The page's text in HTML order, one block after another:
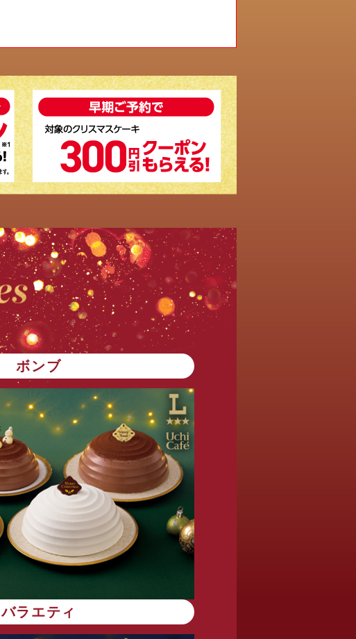
ボンブ
バラエティ